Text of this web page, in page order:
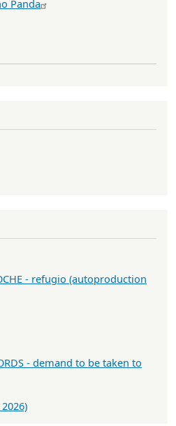
Panda
- refugio (autoproduction
- demand to be taken to